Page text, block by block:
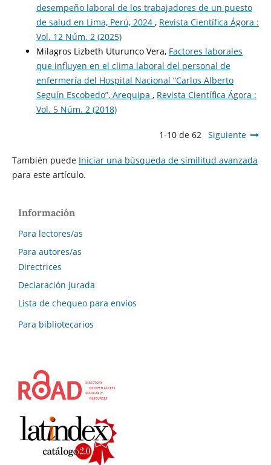
desempeño laboral de los trabajadores de un puesto
de salud en Lima, Perú, 2024 , Revista Científica Ágora :
Vol. 12 Núm. 2 (2025)
Milagros Lizbeth Uturunco Vera, Factores laborales
que influyen en el clima laboral del personal de
enfermería del Hospital Nacional “Carlos Alberto
Seguín Escobedo”, Arequipa , Revista Científica Ágora :
Vol. 5 Núm. 2 (2018)
1-10 de 62 Siguiente
También puede Iniciar una búsqueda de similitud avanzada
para este artículo.
Información
Para lectores/as
Para autores/as
Directrices
Declaración jurada
Lista de chequeo para envíos
Para bibliotecarios